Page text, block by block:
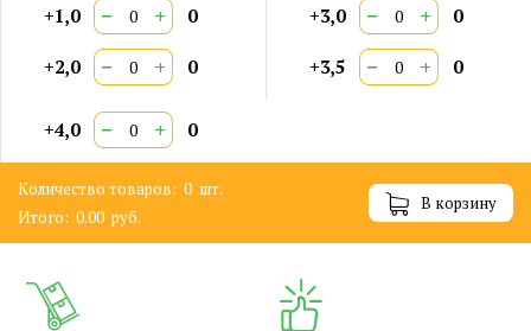
+1,0 − + 0
+2,0 − + 0
+3,0 − + 0
+3,5 − + 0
+4,0 − + 0
Количество товаров: 0 шт.
Итого: 0.00 руб.
В корзину